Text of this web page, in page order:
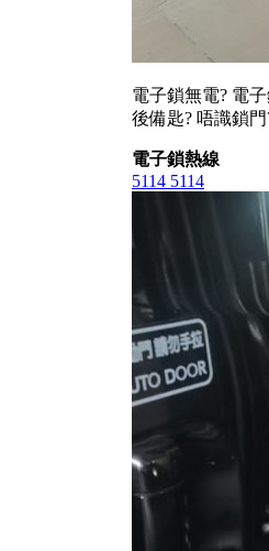
電子鎖無電? 電
後備匙? 唔識鎖門
電子鎖熱線
5114 5114